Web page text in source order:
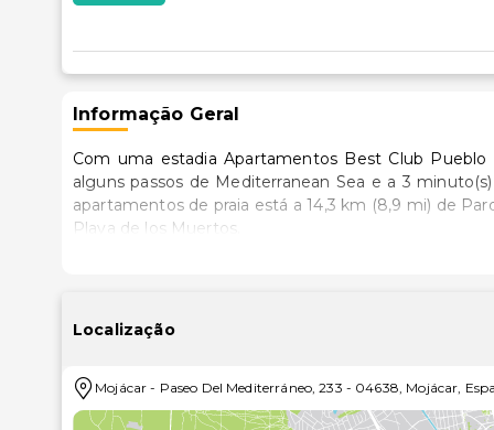
Informação Geral
Com uma estadia Apartamentos Best Club Pueblo Indalo em Mojacar, ficará no passeio
alguns passos de Mediterranean Sea e a 3 minuto(s) de carro
apartamentos de praia está a 14,3 km (8,9 mi) de
Playa de los Muertos.
seleção de canais via satélite. As casas de banho
e secadores de cabelo.
Tire partido das várias atividades recreativas,
descontração, ou aproveite para contemplar
Localização
Mojácar - Paseo Del Mediterráneo, 233 - 04638, Mojácar,